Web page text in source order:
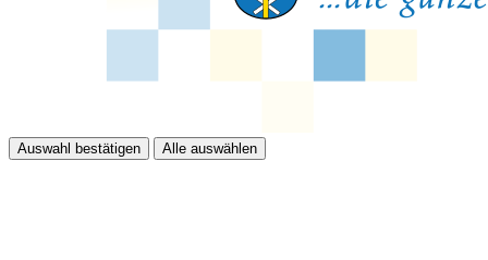
Auswahl bestätigen Alle auswählen